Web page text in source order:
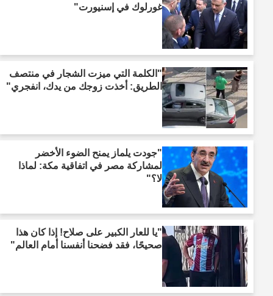
غورلوك في إسنيورت"
"الكلمة التي ميزت الشجار في منتصف
الطريق: أخذت زوجك من يدك، انفجري"
"جودت يلماز يمنح الضوء الأخضر
لمشاركة مصر في اتفاقية مكة: لماذا
لا؟"
"يا للعار الكبير على صلاح! إذا كان هذا
صحيحًا، فقد فضحنا أنفسنا أمام العالم"